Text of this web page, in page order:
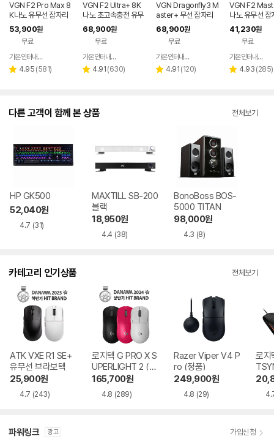
VGN F2 Pro Max 8
K나노 유무선 잠자리
게이밍 마우스 화이트
53,900원
무료
페이
가온인터내셔날
별 4.95 리
(581)
VGN F2 Ultra+ 8K
나노 초고속충전 유무
선 잠자리 게이밍 마우
스 화이트
68,900원
무료
페이
가온인터내셔날
별 4.91 리
(630)
VGN Dragonfly3 M
aster+ 무선 잠자리
게이밍 마우스+젠더
화이트
68,900원
무료
페이
가온인터내셔날
별 4.91 리
(120)
VGN F2
나노 유무선 잠
이밍 마우스+
프 블랙
41,230원
무료
가온인터내셔날
별 4.93 리
(285)
다른 고객이 함께 본 상품 전체보기
HP GK500
52,040원
4.7 (31)
MAXTILL SB-200
블랙
18,950원
4.4 (38)
BonoBoss BOS-
5000 TITAN
98,000원
4.3 (8)
카테고리 인기상품 전체보기
ATK VXE R1 SE+
유무선 브라보텍
25,900원
4.7 (243)
로지텍 G PRO X S
UPERLIGHT 2 (정
품)
165,700원
4.8 (289)
Razer Viper V4 P
ro (정품)
249,900원
4.8 (29)
로지
파워링크 광고 가입신청